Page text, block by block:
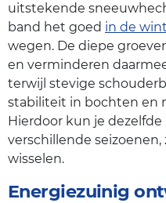
uitstekende
band het goed in de
wegen. De diepe
en verminderen
terwijl stevige
stabiliteit in bochten en
Hierdoor kun je
verschillende
wisselen.
Energiezuinig